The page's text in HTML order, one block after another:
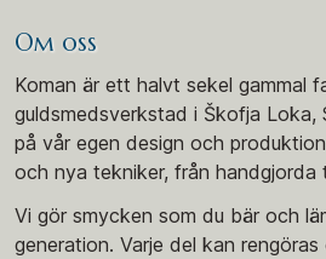
Om oss
Koman är ett halvt sekel gammal
guldsmedsverkstad i Škofja Loka,
på vår egen design och
och nya tekniker, från handgjorda
Vi gör smycken som du bär och
generation. Varje del kan